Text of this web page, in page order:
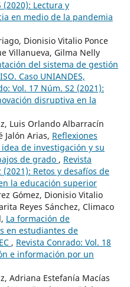
(2020): Lectura y
en medio de la pandemia
Dionisio Vitalio Ponce
Villanueva, Gilma Nelly
del sistema de gestión
Caso UNIANDES,
Vol. 17 Núm. S2 (2021):
disruptiva en la
Luis Orlando Albarracín
Jalón Arias, Reflexiones
de investigación y su
de grado , Revista
Retos y desafíos de
la educación superior
Gómez, Dionisio Vitalio
Reyes Sánchez, Climaco
La formación de
en estudiantes de
, Revista Conrado: Vol. 18
e información por un
Adriana Estefanía Macías